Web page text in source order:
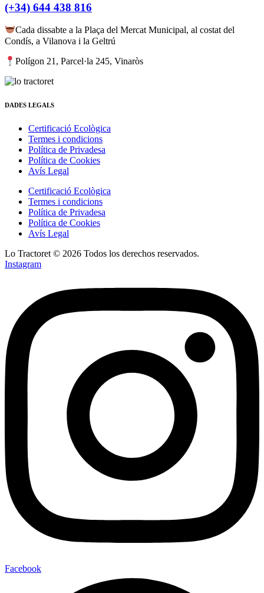
(+34) 644 438 816
Cada dissabte a la Plaça del Mercat Municipal, al costat del
Condís, a Vilanova i la Geltrú
Polígon 21, Parcel·la 245, Vinaròs
DADES LEGALS
Certificació Ecològica
Termes i condicions
Política de Privadesa
Política de Cookies
Avís Legal
Certificació Ecològica
Termes i condicions
Política de Privadesa
Política de Cookies
Avís Legal
Lo Tractoret © 2026 Todos los derechos reservados.
Instagram
Facebook